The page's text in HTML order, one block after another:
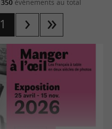
350évènements au total
1